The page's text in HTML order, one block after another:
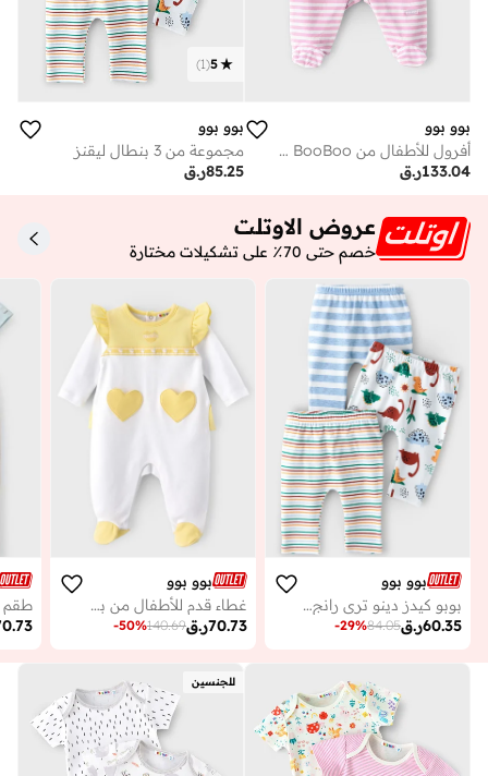
بوو بوو
أفرول للأطفال من BooBoo مصنوع من القطن بنسبة 100٪
ر.ق133.04
5
(
1
)
بوو بوو
مجموعة من 3 بنطال ليقنز
ر.ق85.25
عروض الاوتلت
خصم حتى 70٪ على تشكيلات مختارة
بوو بوو
بوبو كيدز دينو تري رانج 3 قطع ليغينغز
ر.ق60.35
84.05
-29%
بوو بوو
غطاء قدم للأطفال من بو بو قطن %
ر.ق70.73
140.69
-50%
طقم
للجنسين